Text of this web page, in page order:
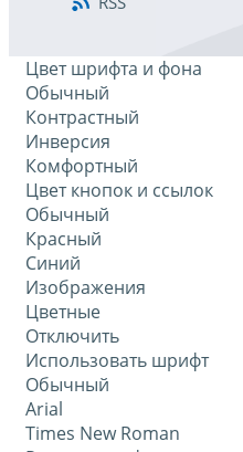
Цвет шрифта и фона
Обычный
Контрастный
Инверсия
Комфортный
Цвет кнопок и ссылок
Обычный
Красный
Синий
Изображения
Цветные
Отключить
Использовать шрифт
Обычный
Arial
Times New Roman